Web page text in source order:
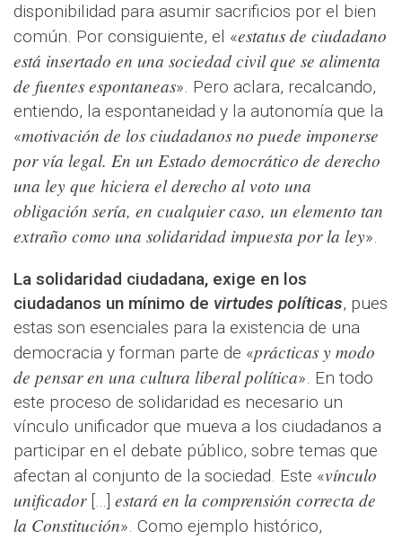
disponibilidad para asumir sacrificios por el bien
común. Por consiguiente, el «estatus de ciudadano
está insertado en una sociedad civil que se alimenta
de fuentes espontaneas». Pero aclara, recalcando,
entiendo, la espontaneidad y la autonomía que la
«motivación de los ciudadanos no puede imponerse
por vía legal. En un Estado democrático de derecho
una ley que hiciera el derecho al voto una
obligación sería, en cualquier caso, un elemento tan
extraño como una solidaridad impuesta por la ley».
La solidaridad ciudadana, exige en los
ciudadanos un mínimo de virtudes políticas, pues
estas son esenciales para la existencia de una
democracia y forman parte de «prácticas y modo
de pensar en una cultura liberal política». En todo
este proceso de solidaridad es necesario un
vínculo unificador que mueva a los ciudadanos a
participar en el debate público, sobre temas que
afectan al conjunto de la sociedad. Este «vínculo
unificador[…] estará en la comprensión correcta de
la Constitución». Como ejemplo histórico,